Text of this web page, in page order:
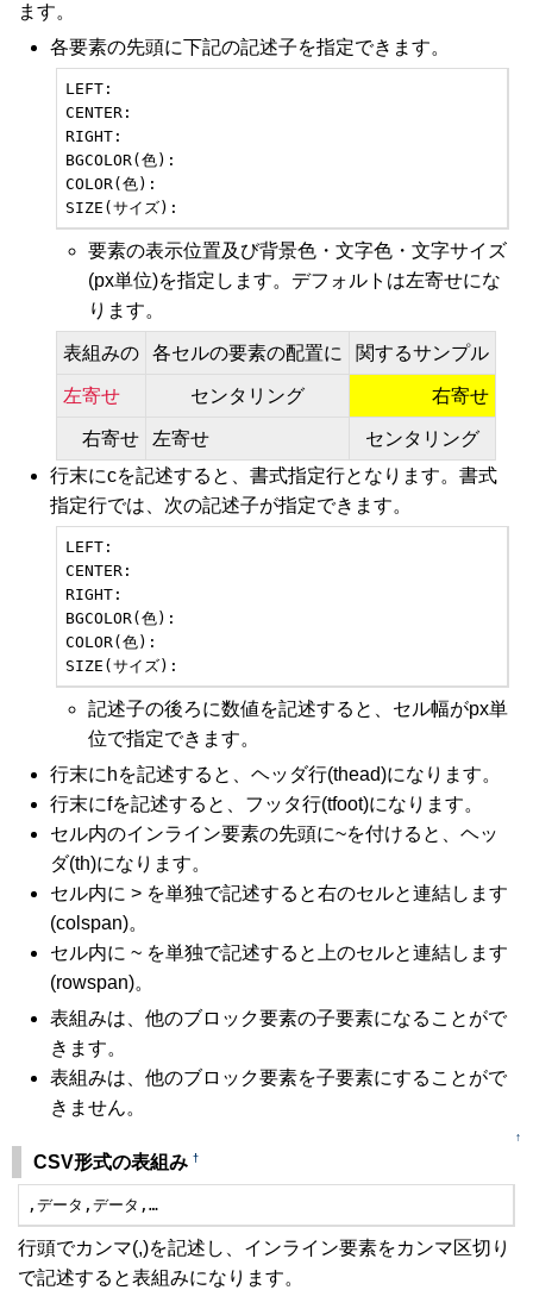
ます。
各要素の先頭に下記の記述子を指定できます。
LEFT:
CENTER:
RIGHT:
BGCOLOR(色):
COLOR(色):
SIZE(サイズ):
要素の表示位置及び背景色・文字色・文字サイズ
(px単位)を指定します。デフォルトは左寄せにな
ります。
表組みの 各セルの要素の配置に 関するサンプル
左寄せ センタリング 右寄せ
右寄せ 左寄せ
センタリング
行末にcを記述すると、書式指定行となります。書式
指定行では、次の記述子が指定できます。
LEFT:
CENTER:
RIGHT:
BGCOLOR(色):
COLOR(色):
SIZE(サイズ):
記述子の後ろに数値を記述すると、セル幅がpx単
位で指定できます。
行末にhを記述すると、ヘッダ行(thead)になります。
行末にfを記述すると、フッタ行(tfoot)になります。
セル内のインライン要素の先頭に~を付けると、ヘッ
ダ(th)になります。
セル内に > を単独で記述すると右のセルと連結します
(colspan)。
セル内に ~ を単独で記述すると上のセルと連結します
(rowspan)。
表組みは、他のブロック要素の子要素になることがで
きます。
表組みは、他のブロック要素を子要素にすることがで
きません。
↑
CSV形式の表組み †
,データ,データ,…
行頭でカンマ(,)を記述し、インライン要素をカンマ区切り
で記述すると表組みになります。